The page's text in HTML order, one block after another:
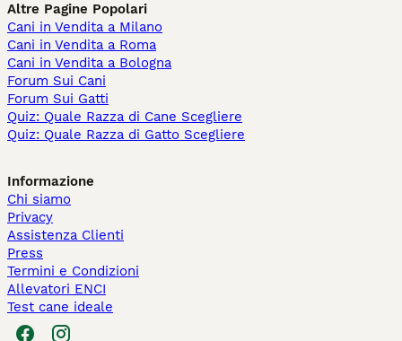
Altre Pagine Popolari
Cani in Vendita a Milano
Cani in Vendita a Roma
Cani in Vendita a Bologna
Forum Sui Cani
Forum Sui Gatti
Quiz: Quale Razza di Cane Scegliere
Quiz: Quale Razza di Gatto Scegliere
Informazione
Chi siamo
Privacy
Assistenza Clienti
Press
Termini e Condizioni
Allevatori ENCI
Test cane ideale